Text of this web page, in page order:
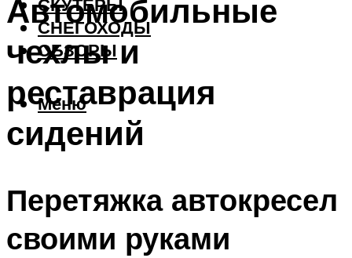
СКУТЕРЫ
СНЕГОХОДЫ
ОБЗОРЫ
Меню
Автомобильные
чехлы и
реставрация
сидений
Перетяжка автокресел
своими руками